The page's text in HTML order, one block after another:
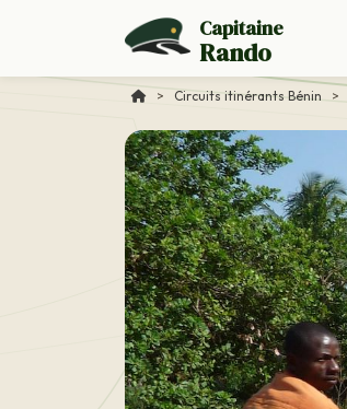
Capitaine
Rando
> Circuits itinérants Bénin >